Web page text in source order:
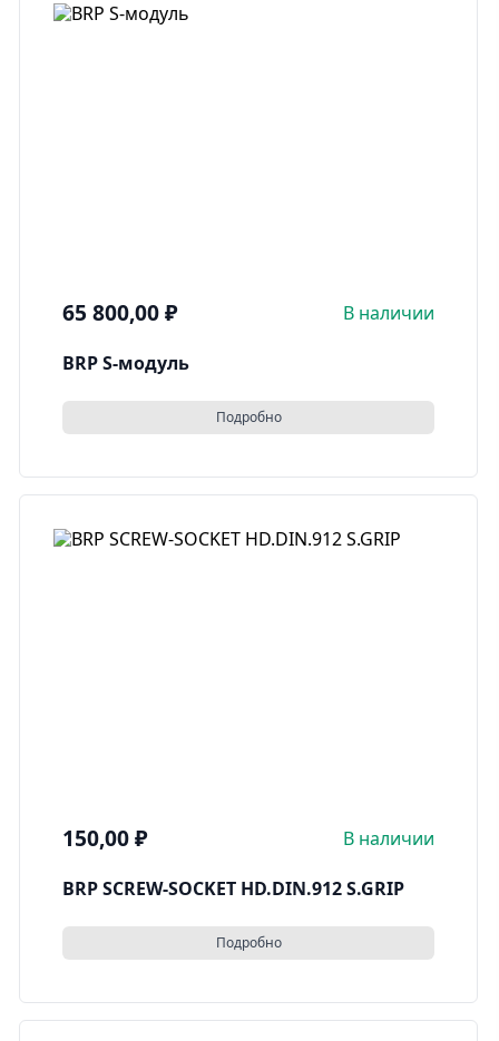
65 800,00₽ В наличии
BRP S-модуль
Подробно
150,00₽ В наличии
BRP SCREW-SOCKET HD.DIN.912 S.GRIP
Подробно